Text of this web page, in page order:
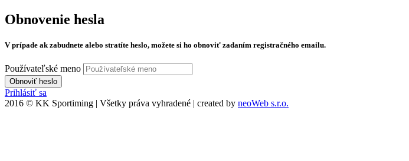
Obnovenie hesla
V prípade ak zabudnete alebo stratíte heslo, možete si ho obnoviť zadaním registračného emailu.
Používateľské meno
Obnoviť heslo
Prihlásiť sa
2016 © KK Sportiming | Všetky práva vyhradené | created by neoWeb s.r.o.